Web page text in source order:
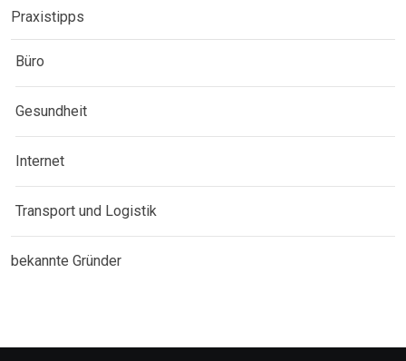
Praxistipps
Büro
Gesundheit
Internet
Transport und Logistik
bekannte Gründer